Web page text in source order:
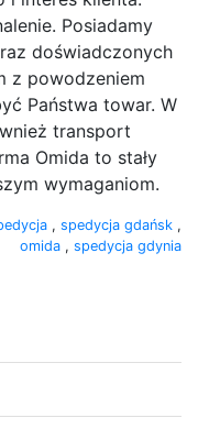
Posiadamy
doświadczonych
z powodzeniem
Państwa towar. W
transport
Omida to stały
wymaganiom.
, spedycja gdańsk ,
omida , spedycja gdynia